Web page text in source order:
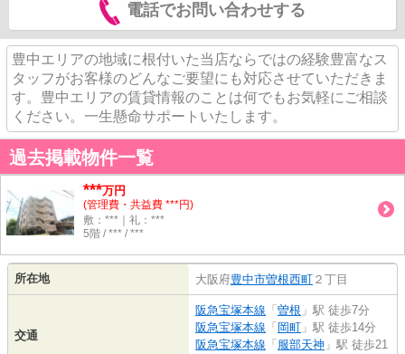
電話でお問い合わせする
豊中エリアの地域に根付いた当店ならではの経験豊富なス
タッフがお客様のどんなご要望にも対応させていただきま
す。豊中エリアの賃貸情報のことは何でもお気軽にご相談
ください。一生懸命サポートいたします。
過去掲載物件一覧
***万円
(管理費・共益費 ***円)
敷：***｜礼：***
5階 / *** / ***
所在地 大阪府豊中市曽根西町 ２丁目
交通
阪急宝塚本線 「 曽根 」駅 徒歩7分
阪急宝塚本線 「 岡町 」駅 徒歩14分
阪急宝塚本線 「 服部天神 」駅 徒歩21